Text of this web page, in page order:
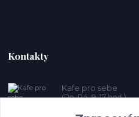
Kontakty
Kafe pro sebe
(Po-Pá, 9-17 hod.)